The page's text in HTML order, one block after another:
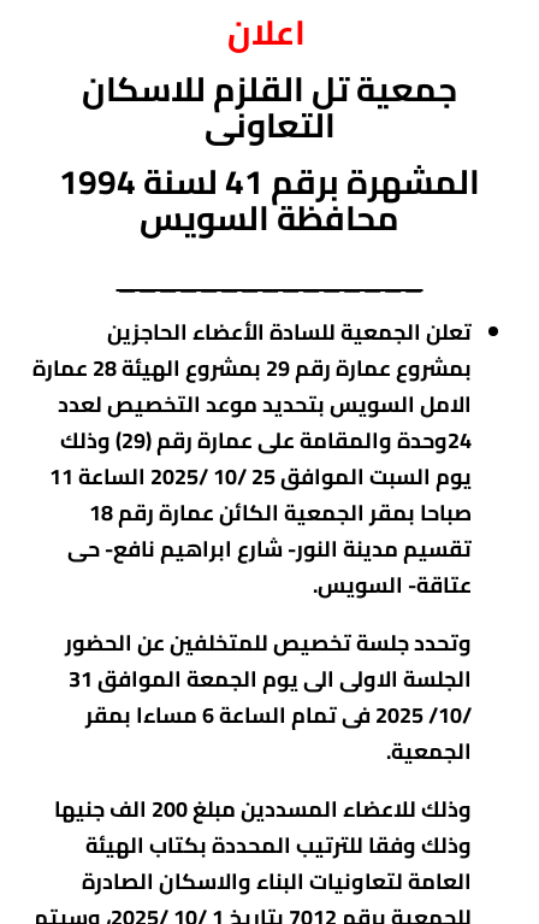
اعلان
جمعيةتل القلزم للاسكان
التعاونى
المشهرة برقم 41
لسنة 1994
محافظة السويس
_______________
تعلن الجمعية للسادة الأعضاء الحاجزين
بمشروع عمارة رقم 29 بمشروع الهيئة 28 عمارة
الامل السويسبتحديد موعد التخصيص لعدد
24وحدة والمقامة على عمارة رقم (29) وذلك
يوم السبت الموافق 25 /10 /2025 الساعة 11
صباحا بمقر الجمعية الكائن عمارة رقم 18
تقسيم مدينة النور- شارع ابراهيم نافع- حى
عتاقة- السويس.
وتحدد جلسة تخصيص للمتخلفين عن الحضور
الجلسة الاولى الى يوم الجمعة الموافق 31
/10/ 2025 فى تمام الساعة 6 مساءا بمقر
الجمعية.
وذلك للاعضاء المسددين مبلغ 200 الف جنيها
وذلك وفقا للترتيب المحددة بكتاب الهيئة
العامة لتعاونيات البناء والاسكان الصادرة